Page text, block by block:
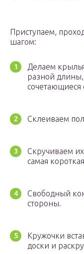
Приступаем,
шагом:
Делаем
разной
сочетающиеся
Склеиваем
Скручиваем
самая
Свободный
стороны.
Кружочки
доски и